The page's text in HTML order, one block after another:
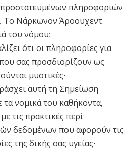
πληροφοριών
Το Νάρκωνον Άροουχεντ
του νόμου:
ότι οι πληροφορίες για
σας προσδιορίζουν ως
μυστικές·
αυτή τη Σημείωση
τα νομικά του καθήκοντα,
τις πρακτικές περί
δεδομένων που αφορούν τις
της δικής σας υγείας·